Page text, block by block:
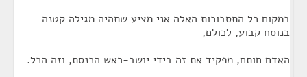
במקום כל התסבוכות האלה אני מציע שתהיה מגילה קטנה
בנוסח קבוע, לכולם,
האדם חותם, מפקיד את זה בידי יושב-ראש הכנסת, וזה הכל.